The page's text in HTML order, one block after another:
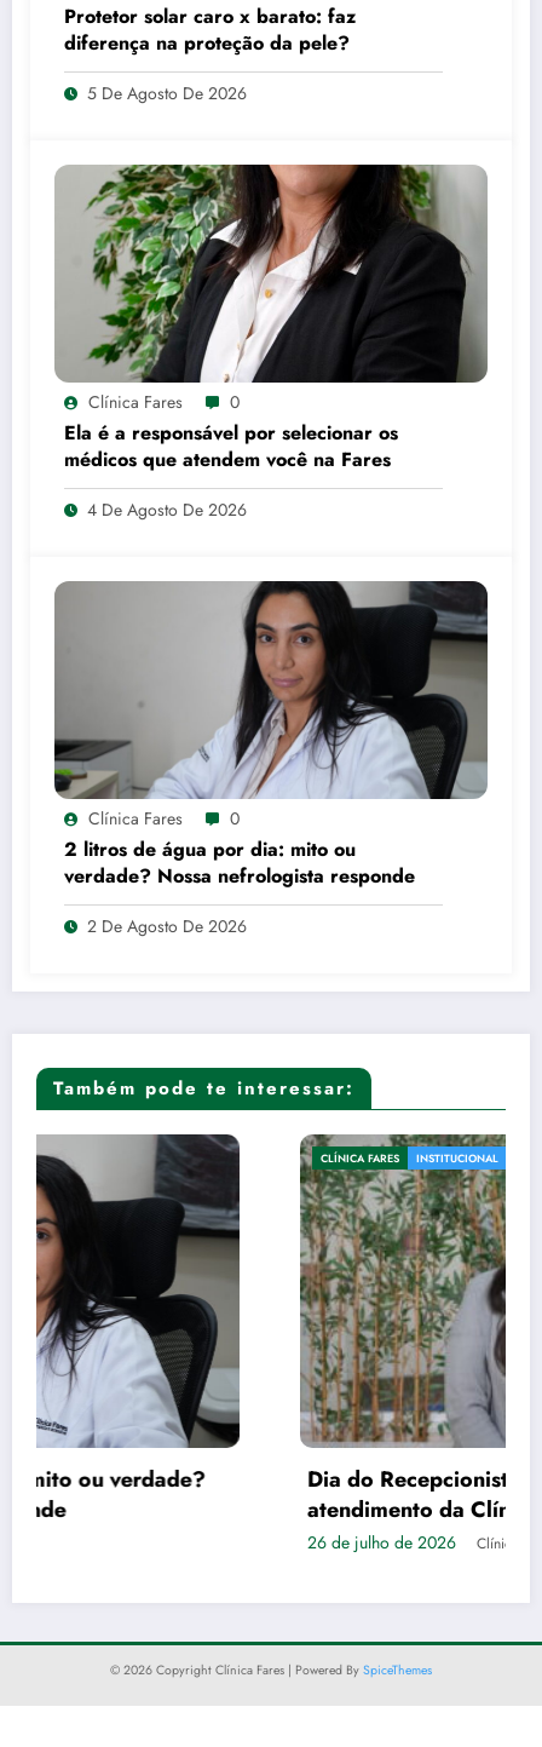
Protetor solar caro x barato: faz
diferença na proteção da pele?
5 De Agosto De 2026
Clínica Fares 0
Ela é a responsável por selecionar os
médicos que atendem você na Fares
4 De Agosto De 2026
Clínica Fares 0
2 litros de água por dia: mito ou
verdade? Nossa nefrologista responde
2 De Agosto De 2026
Também pode te interessar:
INSTITUCIONAL
Dia do Recepcionista: Empatia é a tônica no
atendimento da Clínica Fares
© 2026 Copyright Clínica Fares | Powered By SpiceThemes